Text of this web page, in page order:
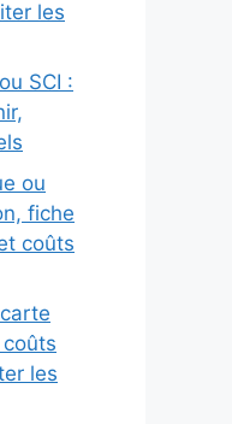
les
SCI :
ou
fiche
coûts
les